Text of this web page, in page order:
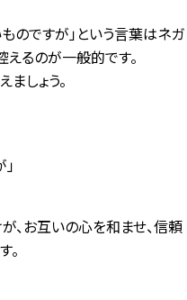
のですが」という言葉はネガ
るのが一般的です。
しょう。
、お互いの心を和ませ、信頼
。